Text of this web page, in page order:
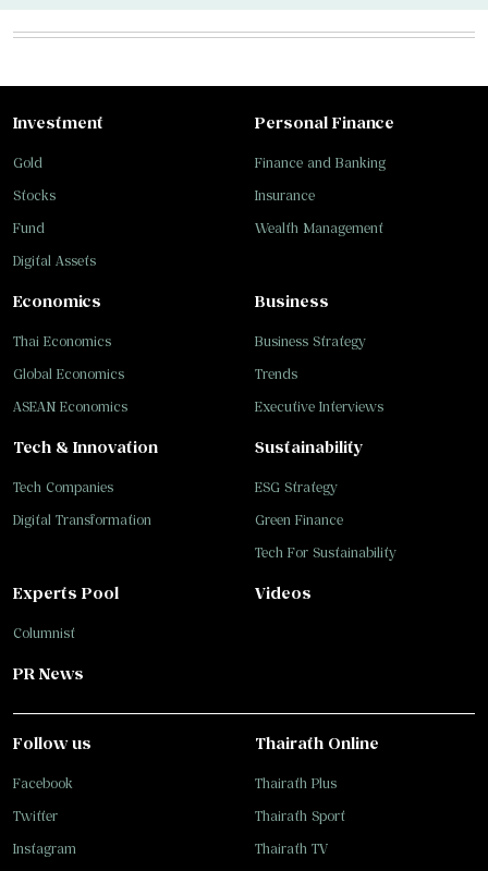
Investment
Gold
Stocks
Fund
Digital Assets
Personal Finance
Finance and Banking
Insurance
Wealth Management
Business
Business Strategy
Trends
Executive Interviews
Tech & Innovation
Tech Companies
Digital Transformation
Sustainability
ESG Strategy
Green Finance
Tech For Sustainability
Economics
Thai Economics
Global Economics
ASEAN Economics
Experts Pool
Columnist
Videos
PR News
Follow us
Facebook
Twitter
Instagram
Thairath Online
Thairath Plus
Thairath Sport
Thairath TV